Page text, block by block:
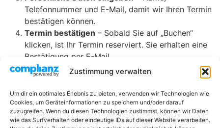
Zustimmung verwalten
Um dir ein optimales Erlebnis zu bieten, verwenden wir Technologien wie
Cookies, um Geräteinformationen zu speichern und/oder darauf
zuzugreifen. Wenn du diesen Technologien zustimmst, können wir Daten
wie das Surfverhalten oder eindeutige IDs auf dieser Website verarbeiten.
Telefonnummer und E-Mail, damit wir Ihren Termin
bestätigen können.
Termin bestätigen – Sobald Sie auf „Buchen“
klicken, ist Ihr Termin reserviert. Sie erhalten eine
Bestätigung per E-Mail.
Hinweis:
Änderungen oder Stornierungen sind bis zu 30 Minuten
vorher möglich.
Bitte buchen Sie rechtzeitig, um Ihren Wunschtermin zu